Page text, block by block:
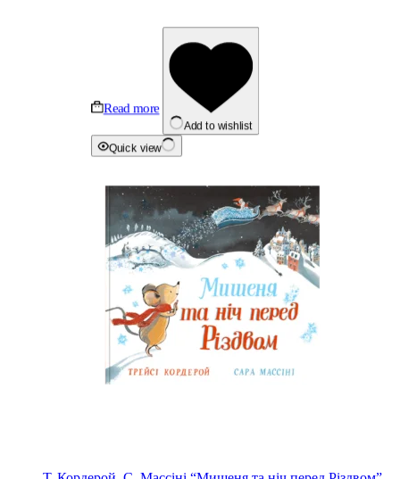
Read more
Add to wishlist
Quick view